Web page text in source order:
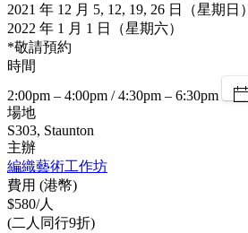
2021 年 12 月 5, 12, 19, 26 日（星期日）
2022 年 1 月 1 日（星期六）
*敬請預約
時間
2:00pm – 4:00pm / 4:30pm – 6:30pm
場地
S303, Staunton
主辦
編織藝術工作坊
費用 (港幣)
$580/人
(二人同行9折)